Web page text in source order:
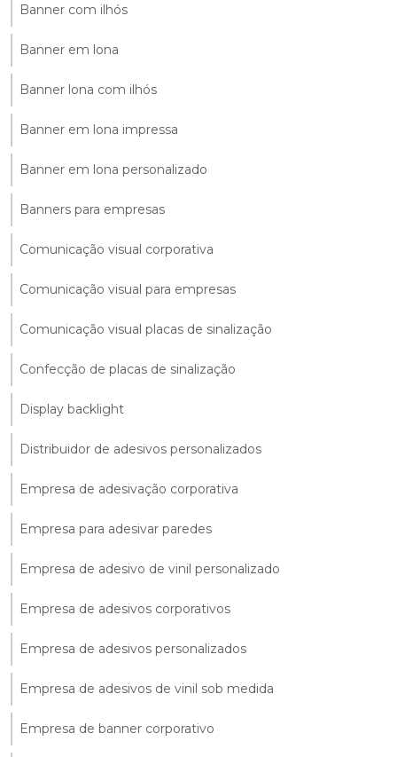
Banner com ilhós
Banner em lona
Banner lona com ilhós
Banner em lona impressa
Banner em lona personalizado
Banners para empresas
Comunicação visual corporativa
Comunicação visual para empresas
Comunicação visual placas de sinalização
Confecção de placas de sinalização
Display backlight
Distribuidor de adesivos personalizados
Empresa de adesivação corporativa
Empresa para adesivar paredes
Empresa de adesivo de vinil personalizado
Empresa de adesivos corporativos
Empresa de adesivos personalizados
Empresa de adesivos de vinil sob medida
Empresa de banner corporativo